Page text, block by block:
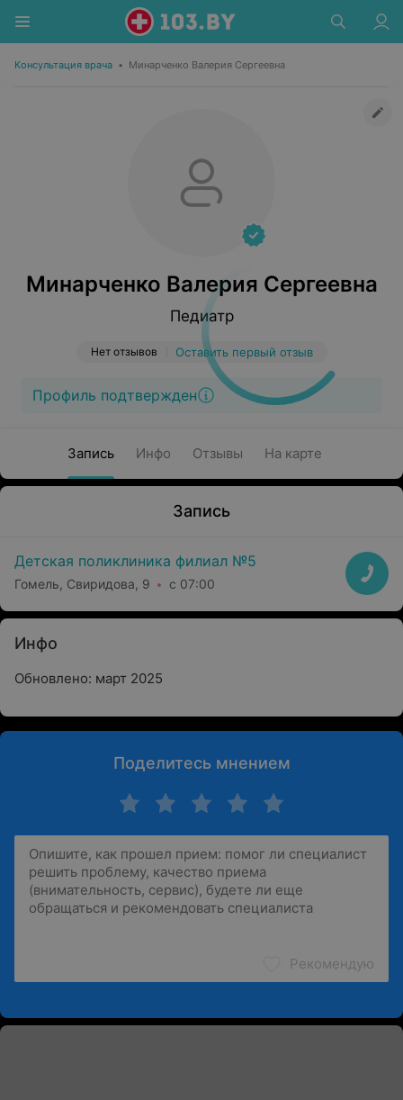
Консультация врача • Минарченко Валерия Сергеевна
Минарченко Валерия Сергеевна
Педиатр
Нет отзывов Оставить первый отзыв
Профиль подтвержден
Запись Инфо Отзывы На карте
Запись
Детская поликлиника филиал №5
Гомель, Свиридова, 9 с 07:00
Инфо
Обновлено: март 2025
Поделитесь мнением
Рекомендую